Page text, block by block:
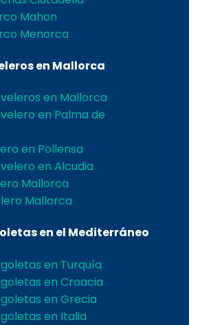
Mahon
Menorca
en Mallorca
en Mallorca
en Palma de
en Pollensa
en Alcudia
Mallorca
Mallorca
en el Mediterráneo
en Turquía
en Croacia
en Grecia
en Italia